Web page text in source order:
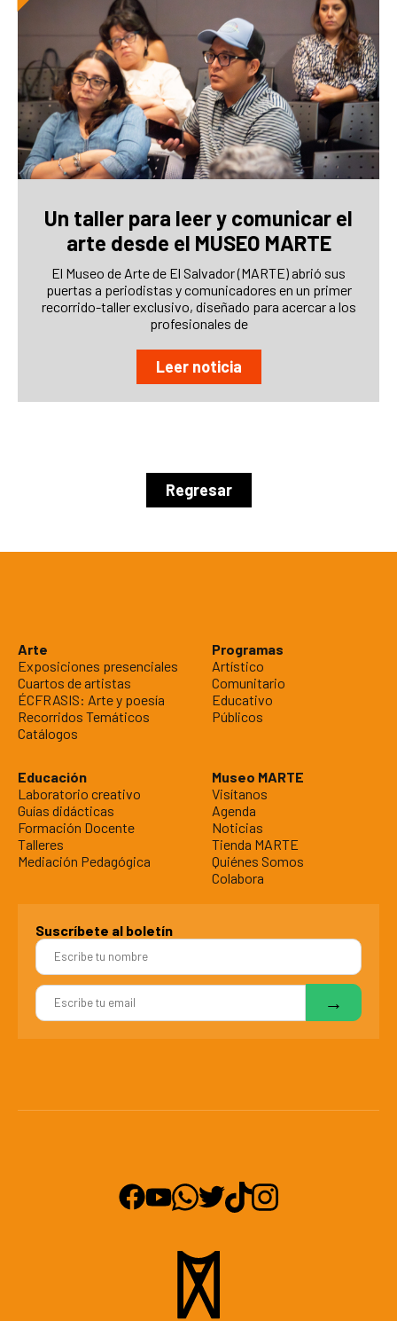
Un taller para leer y comunicar el
arte desde el MUSEO MARTE
El Museo de Arte de El Salvador (MARTE) abrió sus
puertas a periodistas y comunicadores en un primer
recorrido-taller exclusivo, diseñado para acercar a los
profesionales de
Leer noticia
Regresar
Arte
Exposiciones presenciales
Cuartos de artistas
ÉCFRASIS: Arte y poesía
Recorridos Temáticos
Catálogos
Programas
Artístico
Comunitario
Educativo
Públicos
Educación
Laboratorio creativo
Guías didácticas
Formación Docente
Talleres
Mediación Pedagógica
Museo MARTE
Visítanos
Agenda
Noticias
Tienda MARTE
Quiénes Somos
Colabora
Suscríbete al boletín